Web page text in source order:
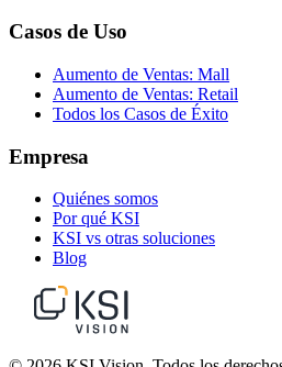
Casos de Uso
Aumento de Ventas: Mall
Aumento de Ventas: Retail
Todos los Casos de Éxito
Empresa
Quiénes somos
Por qué KSI
KSI vs otras soluciones
Blog